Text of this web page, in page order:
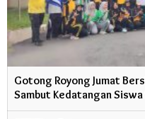
Gotong Royong Jumat
Sambut Kedatangan